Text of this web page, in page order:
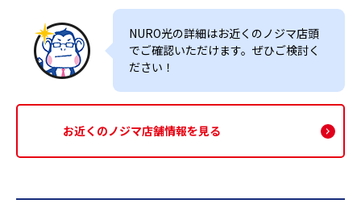
NURO光の詳細はお近くのノジマ店頭
でご確認いただけます。ぜひご検討く
ださい！
お近くのノジマ店舗情報を見る